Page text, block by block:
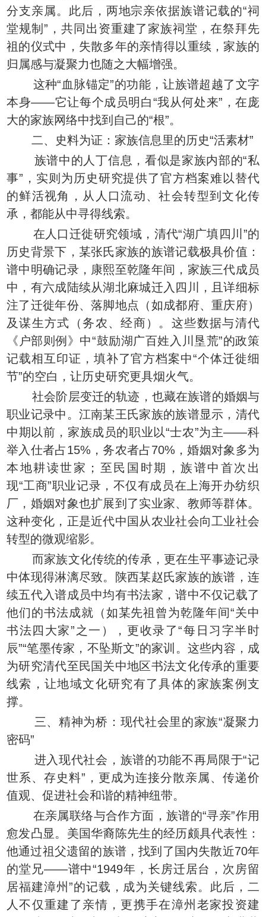
分支亲属。此后，两地宗亲依据族谱记载的“祠
堂规制”，共同出资重建了家族祠堂，在祭拜先
祖的仪式中，失散多年的亲情得以重续，家族的
归属感与凝聚力也随之大幅增强。
这种“血脉锚定”的功能，让族谱超越了文字
本身——它让每个成员明白“我从何处来”，在庞
大的家族网络中找到自己的“根”。
二、史料为证：家族信息里的历史“活素材”
族谱中的人丁信息，看似是家族内部的“私
事”，实则为历史研究提供了官方档案难以替代
的鲜活视角，从人口流动、社会转型到文化传
承，都能从中寻得线索。
在人口迁徙研究领域，清代“湖广填四川”的
历史背景下，某张氏家族的族谱记载极具价值：
谱中明确记录，康熙至乾隆年间，家族三代成员
中，有六成陆续从湖北麻城迁入四川，且详细标
注了迁徙年份、落脚地点（如成都府、重庆府）
及谋生方式（务农、经商）。这些数据与清代
《户部则例》中“鼓励湖广百姓入川垦荒”的政策
记载相互印证，填补了官方档案中“个体迁徙细
节”的空白，让历史研究更具烟火气。
社会阶层变迁的轨迹，也藏在族谱的婚姻与
职业记录中。江南某王氏家族的族谱显示，清代
中期以前，家族成员的职业以“士农”为主——科
举入仕者占15%，务农者占70%，婚姻对象多为
本地耕读世家；至民国时期，族谱中首次出
现“工商”职业记录，不仅有成员在上海开办纺织
厂，婚姻对象也扩展到了实业家、教师等群体。
这种变化，正是近代中国从农业社会向工业社会
转型的微观缩影。
而家族文化传统的传承，更在生平事迹记录
中体现得淋漓尽致。陕西某赵氏家族的族谱，连
续五代入谱成员中均有书法家，谱中不仅记载了
他们的书法成就（如某先祖曾为乾隆年间“关中
书法四大家”之一），更收录了“每日习字半时
辰”“笔墨传家，不坠斯文”的家训。这些内容，成
为研究清代至民国关中地区书法文化传承的重要
线索，让地域文化研究有了具体的家族案例支
撑。
三、精神为桥：现代社会里的家族“凝聚力
密码”
进入现代社会，族谱的功能不再局限于“记
世系、存史料”，更成为连接分散亲属、传递价
值观、促进社会和谐的精神纽带。
在亲属联络与合作方面，族谱的“寻亲”作用
愈发凸显。美国华裔陈先生的经历颇具代表性：
他通过祖父遗留的族谱，找到了国内失散近70年
的堂兄——谱中“1949年，长房迁居台，次房留
居福建漳州”的记载，成为关键线索。此后，二
人不仅重建了亲情，更携手在漳州老家投资建